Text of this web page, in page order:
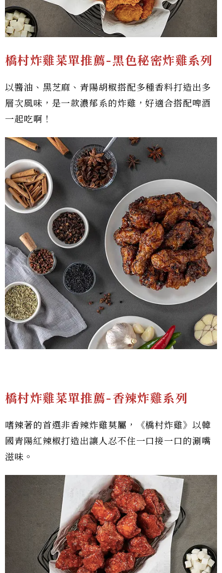
橋村炸雞菜單推薦-黑色秘密炸雞系列
以醬油、黑芝麻、青陽胡椒搭配多種香料打造出多
層次風味，是一款濃郁系的炸雞，好適合搭配啤酒
一起吃啊！
橋村炸雞菜單推薦-香辣炸雞系列
嗜辣著的首選非香辣炸雞莫屬，《橋村炸雞》以韓
國青陽紅辣椒打造出讓人忍不住一口接一口的涮嘴
滋味。